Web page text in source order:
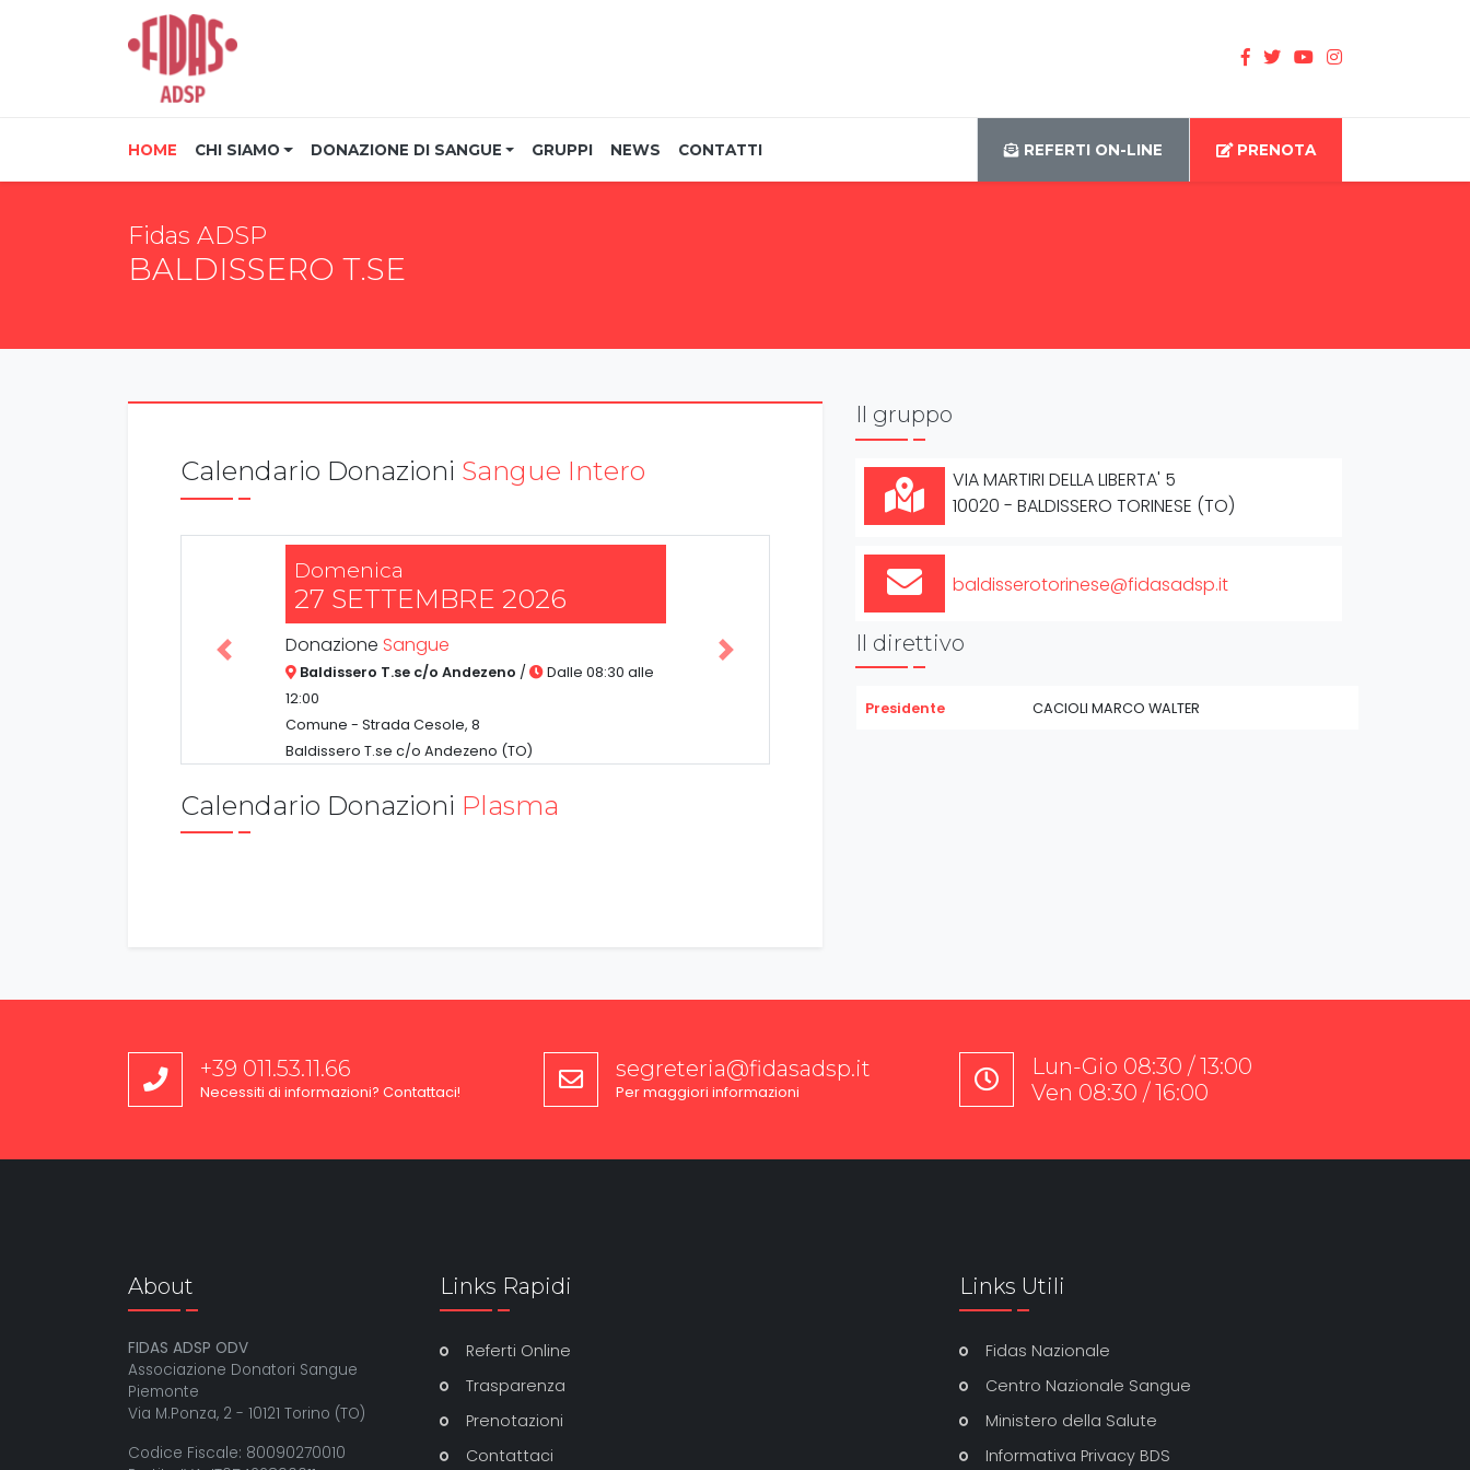
HOME (CURRENT)
CHI SIAMO DONAZIONE DI SANGUE GRUPPI NEWS CONTATTI REFERTI ON-LINE PRENOTA
Search
Fidas ADSP
BALDISSERO T.SE
Calendario Donazioni Sangue Intero
Domenica
27 SETTEMBRE 2026
Donazione Sangue
Baldissero T.se c/o Andezeno /
Dalle 08:30 alle
12:00
Comune - Strada Cesole, 8
Baldissero T.se c/o Andezeno (TO)
Precedente Successiva
Calendario Donazioni Plasma
Il gruppo
VIA MARTIRI DELLA LIBERTA' 5
10020 - BALDISSERO TORINESE (TO)
baldisserotorinese@fidasadsp.it
Il direttivo
Presidente CACIOLI MARCO WALTER
+39 011.53.11.66
Necessiti di informazioni? Contattaci!
segreteria@fidasadsp.it
Per maggiori informazioni
Lun-Gio 08:30 / 13:00
Ven 08:30 / 16:00
About
FIDAS ADSP ODV
Associazione Donatori Sangue
Piemonte
Via M.Ponza, 2 - 10121 Torino (TO)
Codice Fiscale: 80090270010
Links Rapidi
Referti Online
Trasparenza
Prenotazioni
Contattaci
Links Utili
Fidas Nazionale
Centro Nazionale Sangue
Ministero della Salute
Informativa Privacy BDS